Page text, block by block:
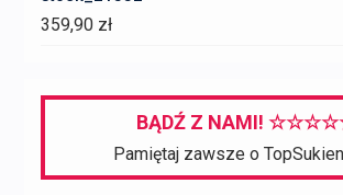
359,90 zł
BĄDŹ Z NAMI!
Pamiętaj zawsze o